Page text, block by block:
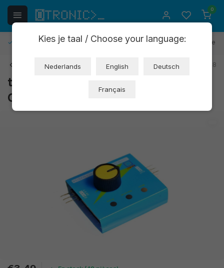
0
Retours gratuits 30 jours de délai de réflexion 1 an de
Art: NA163 EAN: 8162967923678
testeur d'asservissement (OT2103-
C96)
Kies je taal / Choose your language:
Nederlands English Deutsch
Français